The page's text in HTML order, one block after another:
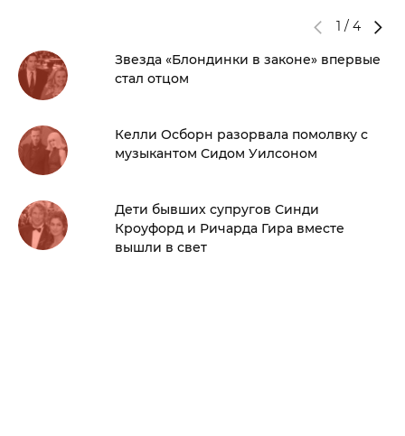
1 / 4
Звезда «Блондинки в законе» впервые
стал отцом
Келли Осборн разорвала помолвку с
музыкантом Сидом Уилсоном
Дети бывших супругов Синди
Кроуфорд и Ричарда Гира вместе
вышли в свет